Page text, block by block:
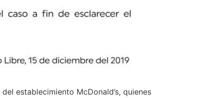
establecimiento McDonald’s, quienes